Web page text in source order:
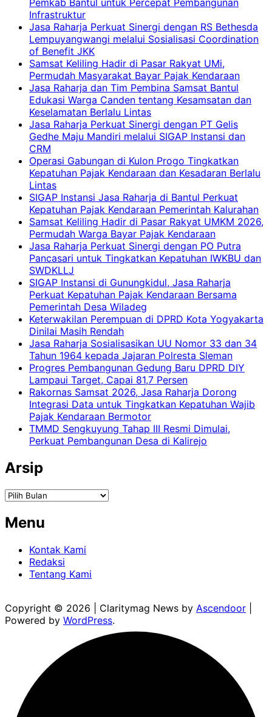
Infrastruktur
Jasa Raharja Perkuat Sinergi dengan RS Bethesda
Lempuyangwangi melalui Sosialisasi Coordination
of Benefit JKK
Samsat Keliling Hadir di Pasar Rakyat UMi,
Permudah Masyarakat Bayar Pajak Kendaraan
Jasa Raharja dan Tim Pembina Samsat Bantul
Edukasi Warga Canden tentang Kesamsatan dan
Keselamatan Berlalu Lintas
Jasa Raharja Perkuat Sinergi dengan PT Gelis
Gedhe Maju Mandiri melalui SIGAP Instansi dan
CRM
Operasi Gabungan di Kulon Progo Tingkatkan
Kepatuhan Pajak Kendaraan dan Kesadaran Berlalu
Lintas
SIGAP Instansi Jasa Raharja di Bantul Perkuat
Kepatuhan Pajak Kendaraan Pemerintah Kalurahan
Samsat Keliling Hadir di Pasar Rakyat UMKM 2026,
Permudah Warga Bayar Pajak Kendaraan
Jasa Raharja Perkuat Sinergi dengan PO Putra
Pancasari untuk Tingkatkan Kepatuhan IWKBU dan
SWDKLLJ
SIGAP Instansi di Gunungkidul, Jasa Raharja
Perkuat Kepatuhan Pajak Kendaraan Bersama
Pemerintah Desa Wiladeg
Keterwakilan Perempuan di DPRD Kota Yogyakarta
Dinilai Masih Rendah
Jasa Raharja Sosialisasikan UU Nomor 33 dan 34
Tahun 1964 kepada Jajaran Polresta Sleman
Progres Pembangunan Gedung Baru DPRD DIY
Lampaui Target, Capai 81,7 Persen
Rakornas Samsat 2026, Jasa Raharja Dorong
Integrasi Data untuk Tingkatkan Kepatuhan Wajib
Pajak Kendaraan Bermotor
TMMD Sengkuyung Tahap III Resmi Dimulai,
Perkuat Pembangunan Desa di Kalirejo
Arsip
Arsip
Menu
Kontak Kami
Redaksi
Tentang Kami
Copyright © 2026 | Claritymag News by Ascendoor
Powered by WordPress.